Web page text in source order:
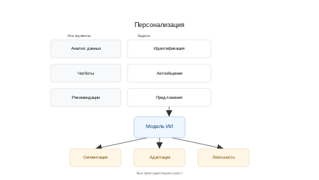
Персонализация
Инструменты Задачи
Анализ данных Идентификация
Чатботы Автообщение
Рекомендации Предложения
Модель ИИ
Сегментация Адаптация Лояльность
Быстрая адаптация и рост